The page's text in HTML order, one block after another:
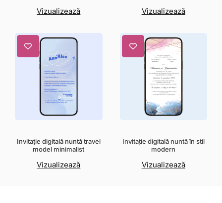
Vizualizează Vizualizează
Invitație digitală nuntă travel
model minimalist
Vizualizează
Invitație digitală nuntă în stil
modern
Vizualizează